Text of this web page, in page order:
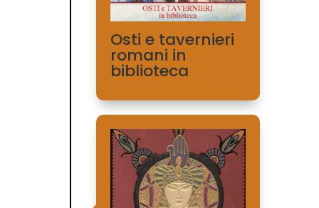
Osti e tavernieri
romani in
biblioteca